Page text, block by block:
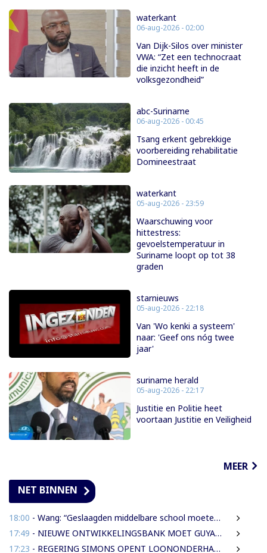
waterkant
06-aug-2026 - 02:00
Van Dijk-Silos over minister
VWA: “Zet een technocraat
die inzicht heeft in de
volksgezondheid”
abc-Suriname
06-aug-2026 - 00:45
Tsang erkent gebrekkige
voorbereiding rehabilitatie
Domineestraat
waterkant
05-aug-2026 - 23:59
Waarschuwing voor
hittestress:
gevoelstemperatuur in
Suriname loopt op tot 38
graden
starnieuws
05-aug-2026 - 22:18
Van 'Wo kenki a systeem'
naar: 'Geef ons nóg twee
jaar'
suriname herald
05-aug-2026 - 22:17
Justitie en Politie heet
voortaan Justitie en Veiligheid
MEER
NET BINNEN
18:00 - Wang: “Geslaagden middelbare school moeten 450 SRD betalen om diploma te ontvangen”
17:49 - NIEUWE ONTWIKKELINGSBANK MOET GUYANESE BEDRIJVEN KLAARSTOMEN OM BUITENLANDSE BEDRIJVEN TE VERVANGEN
17:23 - REGERING SIMONS OPENT LOONONDERHANDELINGEN MET OVERHEIDSVAKBONDEN NA LICHTE FINANCIËLE ADEMRUIMTE